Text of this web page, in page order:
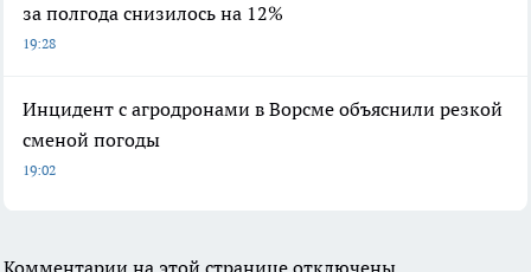
за полгода снизилось на 12%
19:28
Инцидент с агродронами в Ворсме объяснили резкой
сменой погоды
19:02